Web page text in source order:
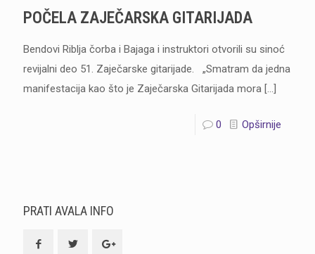
POČELA ZAJEČARSKA GITARIJADA
Bendovi Riblja čorba i Bajaga i instruktori otvorili su sinoć
revijalni deo 51. Zaječarske gitarijade. „Smatram da jedna
manifestacija kao što je Zaječarska Gitarijada mora […]
0 Opširnije
PRATI AVALA INFO